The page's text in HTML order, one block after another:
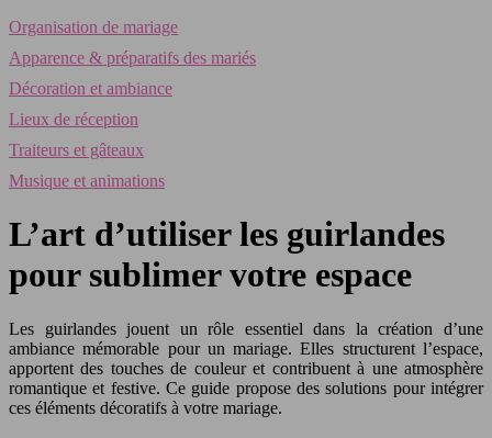
Organisation de mariage
Apparence & préparatifs des mariés
Décoration et ambiance
Lieux de réception
Traiteurs et gâteaux
Musique et animations
L’art d’utiliser les guirlandes
pour sublimer votre espace
Les guirlandes jouent un rôle essentiel dans la création d’une
ambiance mémorable pour un mariage. Elles structurent l’espace,
apportent des touches de couleur et contribuent à une atmosphère
romantique et festive. Ce guide propose des solutions pour intégrer
ces éléments décoratifs à votre mariage.